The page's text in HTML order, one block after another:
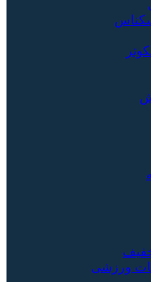
ورزشی